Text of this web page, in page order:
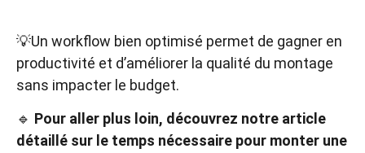
💡Un workflow bien optimisé permet de gagner en
productivité et d’améliorer la qualité du montage
sans impacter le budget.
🔹 Pour aller plus loin, découvrez notre article
détaillé sur le temps nécessaire pour monter une